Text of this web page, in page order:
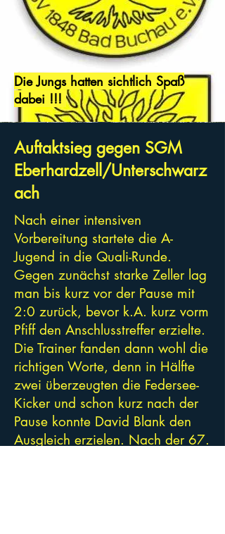
Die Jungs hatten sichtlich Spaß
dabei !!!
Auftaktsieg gegen SGM
Eberhardzell/Unterschwarz
ach
Nach einer intensiven
Vorbereitung startete die A-
Jugend in die Quali-Runde.
Gegen zunächst starke Zeller lag
man bis kurz vor der Pause mit
2:0 zurück, bevor k.A. kurz vorm
Pfiff den Anschlusstreffer erzielte.
Die Trainer fanden dann wohl die
richtigen Worte, denn in Hälfte
zwei überzeugten die Federsee-
Kicker und schon kurz nach der
Pause konnte David Blank den
Ausgleich erzielen. Nach der 67.